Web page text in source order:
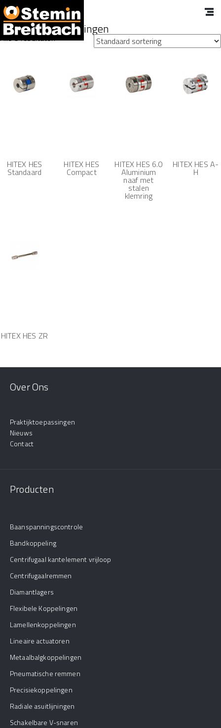
HITEX HES Koppelingen
Alle 5 resultaten
HITEX HES
Standaard
HITEX HES
Compact
HITEX HES 6.0
Aluminium
naaf met
stalen
klemring
HITEX HES A-
H
HITEX HES ZR
Over Ons
Praktijktoepassingen
Nieuws
Contact
Producten
Baanspanningscontrole
Bandkoppeling
Centrifugaal kantelement vrijloop
Centrifugaalremmen
Diamantlagers
Flexibele Koppelingen
Lamellenkoppelingen
Lineaire actuatoren
Metaalbalgkoppelingen
Pneumatische remmen
Precisiekoppelingen
Radiale asuitlijningen
Schakelbare V-snaren